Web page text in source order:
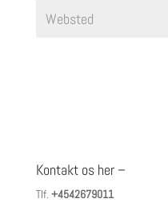
Kontakt os her –
Tlf. +4542679011